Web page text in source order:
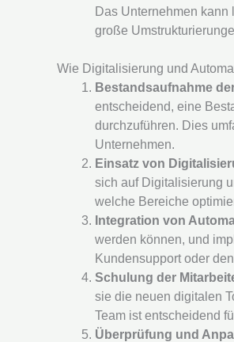
Das Unternehmen
große
Wie Digitalisierung und
Bestandsaufnahme
entscheidend, eine
durchzuführen. Dies
Unternehmen.
Einsatz von
sich auf Digitalisierung
welche Bereiche
Integration von
werden können, und
Kundensupport oder
Schulung der
sie die neuen digitalen
Team ist entscheidend
Überprüfung und